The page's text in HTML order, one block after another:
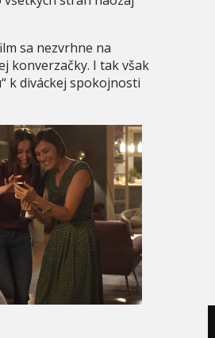
sa nezvrhne na
konverzačky. I tak však
k diváckej spokojnosti